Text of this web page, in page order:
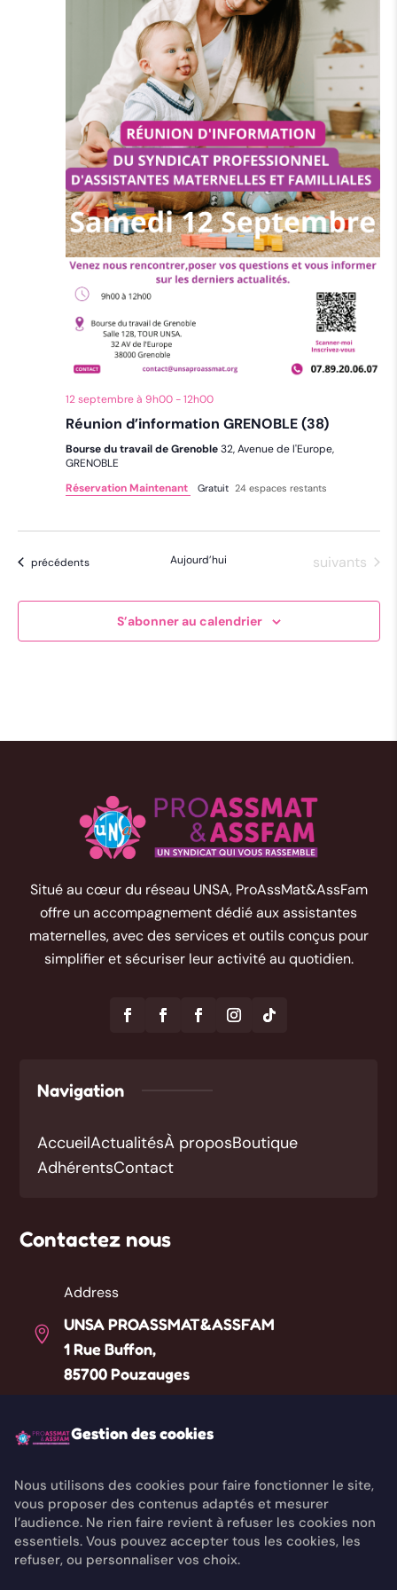
12 septembre à 9h00-12h00
Réunion d’information GRENOBLE (38)
Bourse du travail de Grenoble32, Avenue de l'Europe,
GRENOBLE
Réservation Maintenant
Gratuit 24 espaces restants
Évènements
précédents Aujourd’hui Évènements
suivants
S’abonner au calendrier
Situé au cœur du réseau UNSA, ProAssMat&AssFam
offre un accompagnement dédié aux assistantes
maternelles, avec des services et outils conçus pour
simplifier et sécuriser leur activité au quotidien.
Navigation
AccueilActualitésÀ proposBoutique
AdhérentsContact
Contactez nous

Address
UNSA PROASSMAT&ASSFAM
1 Rue Buffon,
85700 Pouzauges

Téléphone

Email
contact@unsaproassmat.org
Gestion des cookies
Nous utilisons des cookies pour faire fonctionner le site,
vous proposer des contenus adaptés et mesurer
l’audience. Ne rien faire revient à refuser les cookies non
essentiels. Vous pouvez accepter tous les cookies, les
refuser, ou personnaliser vos choix.